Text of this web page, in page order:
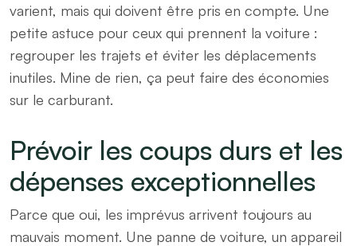
varient, mais qui doivent être pris en compte. Une
petite astuce pour ceux qui prennent la voiture :
regrouper les trajets et éviter les déplacements
inutiles. Mine de rien, ça peut faire des économies
sur le carburant.
Prévoir les coups durs et les
dépenses exceptionnelles
Parce que oui, les imprévus arrivent toujours au
mauvais moment. Une panne de voiture, un appareil